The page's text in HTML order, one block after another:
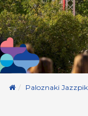
Kezdőoldal
Paloznaki